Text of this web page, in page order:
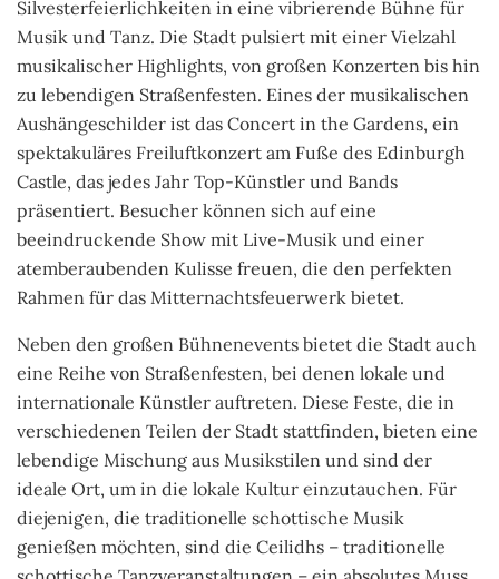
Silvesterfeierlichkeiten in eine vibrierende Bühne für
Musik und Tanz. Die Stadt pulsiert mit einer Vielzahl
musikalischer Highlights, von großen Konzerten bis hin
zu lebendigen Straßenfesten. Eines der musikalischen
Aushängeschilder ist das Concert in the Gardens, ein
spektakuläres Freiluftkonzert am Fuße des Edinburgh
Castle, das jedes Jahr Top-Künstler und Bands
präsentiert. Besucher können sich auf eine
beeindruckende Show mit Live-Musik und einer
atemberaubenden Kulisse freuen, die den perfekten
Rahmen für das Mitternachtsfeuerwerk bietet.
Neben den großen Bühnenevents bietet die Stadt auch
eine Reihe von Straßenfesten, bei denen lokale und
internationale Künstler auftreten. Diese Feste, die in
verschiedenen Teilen der Stadt stattfinden, bieten eine
lebendige Mischung aus Musikstilen und sind der
ideale Ort, um in die lokale Kultur einzutauchen. Für
diejenigen, die traditionelle schottische Musik
genießen möchten, sind die Ceilidhs – traditionelle